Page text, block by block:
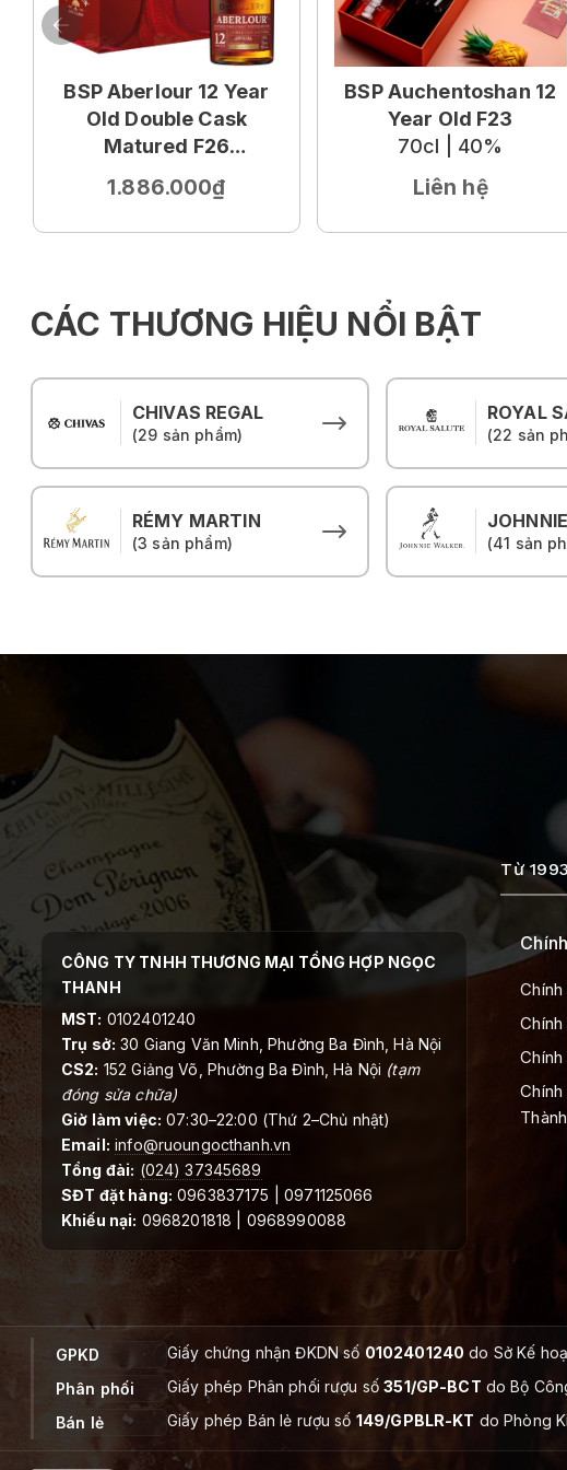
BSP Aberlour 12 Year
Old Double Cask
Matured F26
70cl | 40%
1.886.000₫
BSP Auchentoshan 12
Year Old F23
70cl | 40%
Liên hệ
CÁC THƯƠNG HIỆU NỔI BẬT
CHIVAS REGAL
(29 sản phẩm)
ROYAL
(22 sản
RÉMY MARTIN
(3 sản phẩm) (41 sản
Từ
CÔNG TY TNHH THƯƠNG MẠI TỔNG HỢP NGỌC
THANH
MST: 0102401240
Trụ sở: 30 Giang Văn Minh, Phường Ba Đình, Hà Nội
CS2: 152 Giảng Võ, Phường Ba Đình, Hà Nội (tạm
đóng sửa chữa)
Giờ làm việc: 07:30–22:00 (Thứ 2–Chủ nhật)
Email: info@ruoungocthanh.vn
Tổng đài: (024) 37345689
SĐT đặt hàng: 0963837175 | 0971125066
Khiếu nại: 0968201818 | 0968990088
GPKD Giấy chứng nhận ĐKDN số 0102401240 do Sở Kế
Phân phối
Giấy phép Phân phối rượu số351/GP-BCT do Bộ
Bán lẻ
Giấy phép Bán lẻ rượu số 149/GPBLR-KT do Phòng